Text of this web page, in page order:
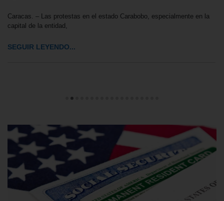
Caracas. – Las protestas en el estado Carabobo, especialmente en la
capital de la entidad,
SEGUIR LEYENDO...